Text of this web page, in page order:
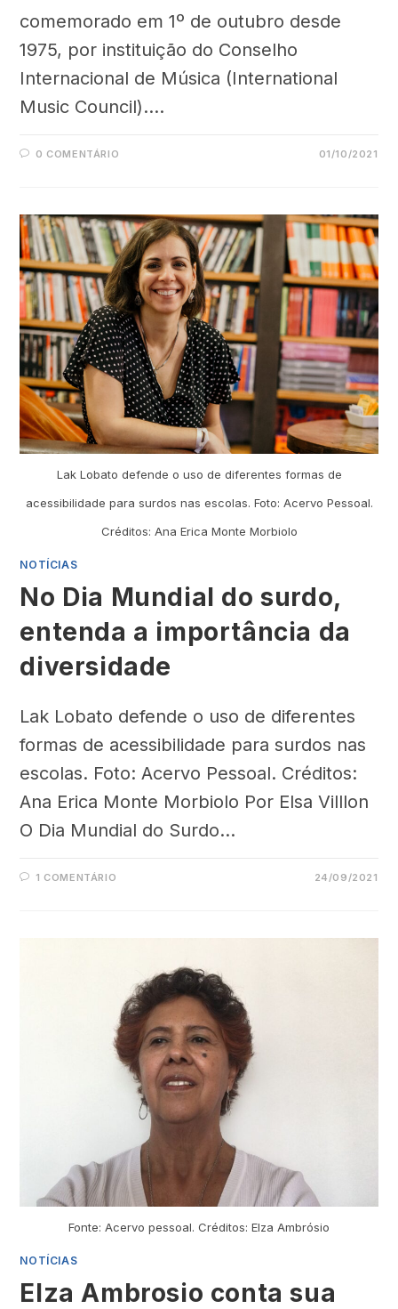
comemorado em 1º de outubro desde
1975, por instituição do Conselho
Internacional de Música (International
Music Council).…
0 COMENTÁRIO 01/10/2021
Lak Lobato defende o uso de diferentes formas de
acessibilidade para surdos nas escolas. Foto: Acervo Pessoal.
Créditos: Ana Erica Monte Morbiolo
NOTÍCIAS
No Dia Mundial do surdo,
entenda a importância da
diversidade
Lak Lobato defende o uso de diferentes
formas de acessibilidade para surdos nas
escolas. Foto: Acervo Pessoal. Créditos:
Ana Erica Monte Morbiolo Por Elsa Villlon
O Dia Mundial do Surdo…
1 COMENTÁRIO 24/09/2021
Fonte: Acervo pessoal. Créditos: Elza Ambrósio
NOTÍCIAS
Elza Ambrosio conta sua